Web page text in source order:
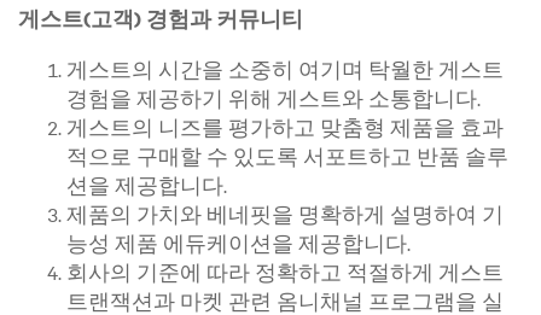
게스트(고객) 경험과 커뮤니티
게스트의 시간을 소중히 여기며 탁월한 게스트
경험을 제공하기 위해 게스트와 소통합니다.
게스트의 니즈를 평가하고 맞춤형 제품을 효과
적으로 구매할 수 있도록 서포트하고 반품 솔루
션을 제공합니다.
제품의 가치와 베네핏을 명확하게 설명하여 기
능성 제품 에듀케이션을 제공합니다.
회사의 기준에 따라 정확하고 적절하게 게스트
트랜잭션과 마켓 관련 옴니채널 프로그램을 실